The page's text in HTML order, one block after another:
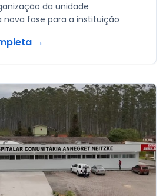
da unidade
fase para a instituição
→